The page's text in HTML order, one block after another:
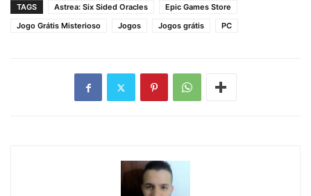
TAGS
Astrea: Six Sided Oracles
Epic Games Store
Jogo Grátis Misterioso
Jogos Jogos grátis PC